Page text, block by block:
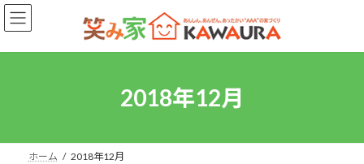
コ
ン
ン
ナ
ビ
ー
2018年12月
ホーム 2018年12月